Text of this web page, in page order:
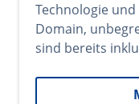
Technologie
Domain,
sind bereits